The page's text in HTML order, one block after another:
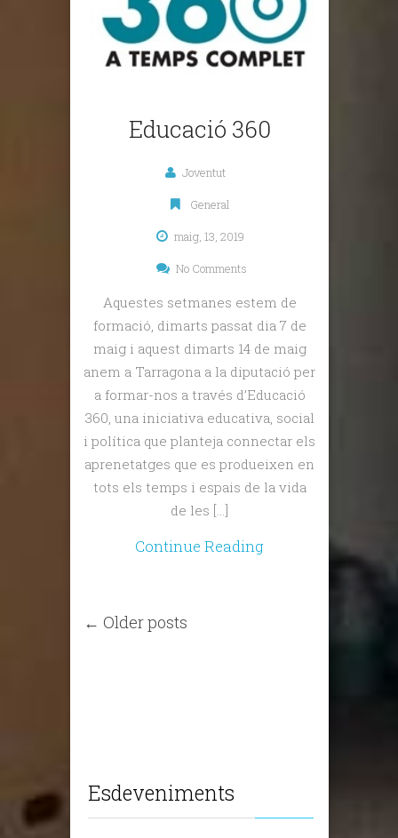
Educació 360
Joventut
General
maig, 13, 2019
No Comments
Aquestes setmanes estem de
formació, dimarts passat dia 7 de
maig i aquest dimarts 14 de maig
anem a Tarragona a la diputació per
a formar-nos a través d’Educació
360, una iniciativa educativa, social
i política que planteja connectar els
aprenetatges que es produeixen en
tots els temps i espais de la vida
de les […]
Continue Reading
← Older posts
Esdeveniments